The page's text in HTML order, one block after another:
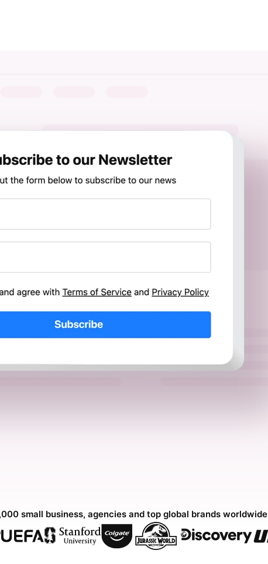
small business, agencies and top global brands worldwide